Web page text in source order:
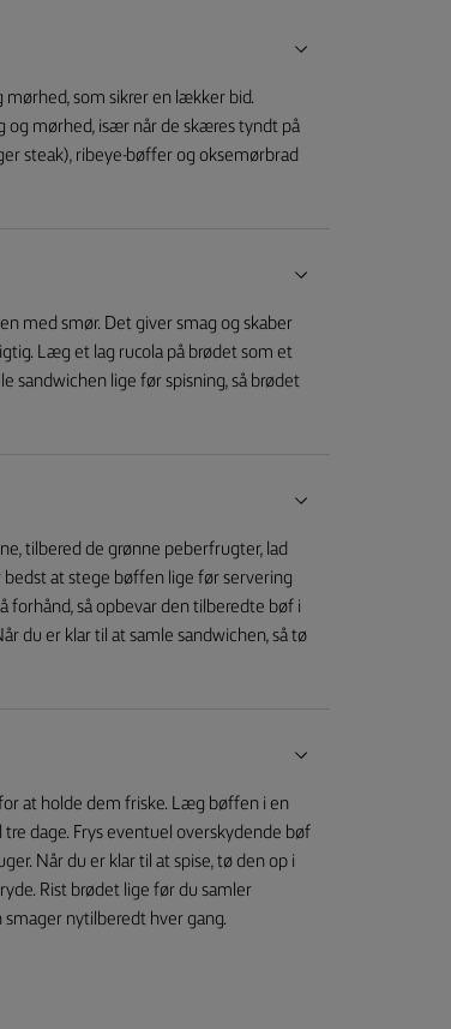
som sikrer en lækker bid.
og mørhed, især når de skæres tyndt på
steak), ribeye-bøffer og oksemørbrad
med smør. Det giver smag og skaber
Læg et lag rucola på brødet som et
sandwichen lige før spisning, så brødet
tilbered de grønne peberfrugter, lad
at stege bøffen lige før servering
forhånd, så opbevar den tilberedte bøf i
du er klar til at samle sandwichen, så tø
at holde dem friske. Læg bøffen i en
dage. Frys eventuel overskydende bøf
Når du er klar til at spise, tø den op i
Rist brødet lige før du samler
nytilberedt hver gang.